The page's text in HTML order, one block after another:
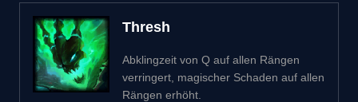
Thresh
Abklingzeit von Q auf allen Rängen
verringert, magischer Schaden auf allen
Rängen erhöht.